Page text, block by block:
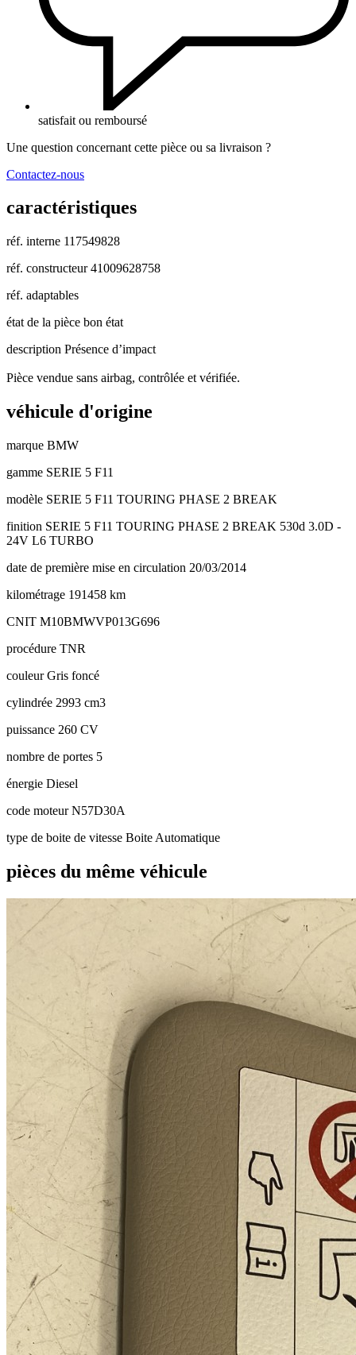
satisfait ou remboursé
Une question concernant cette pièce ou sa livraison ?
Contactez-nous
caractéristiques
réf. interne 117549828
réf. constructeur 41009628758
réf. adaptables
état de la pièce bon état
description Présence d’impact
Pièce vendue sans airbag, contrôlée et vérifiée.
véhicule d'origine
marque BMW
gamme SERIE 5 F11
modèle SERIE 5 F11 TOURING PHASE 2 BREAK
finition SERIE 5 F11 TOURING PHASE 2 BREAK 530d 3.0D -
24V L6 TURBO
date de première mise en circulation 20/03/2014
kilométrage 191458 km
CNIT M10BMWVP013G696
procédure TNR
couleurGris foncé
cylindrée 2993 cm3
puissance 260 CV
nombre de portes 5
énergie Diesel
code moteurN57D30A
type de boite de vitesse Boite Automatique
pièces du même véhicule